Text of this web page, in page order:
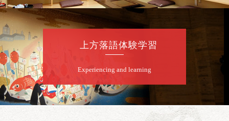
10時～18時）
★菟道亭配信あり
入はこちらをクリック
8月8日（土）
第2回 智之介・力造 二人会
笑福亭智之介「昭和任侠伝」「天王寺詣り」
／桂力造「桃太郎」「本膳」／桂二豆「開口
上方落語体験学習
Experiencing and learning